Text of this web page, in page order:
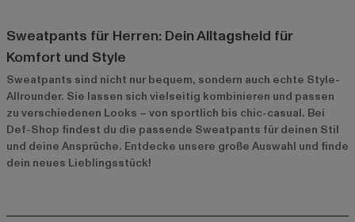
Sweatpants für Herren: Dein Alltagsheld für
Komfort und Style
Sweatpants sind nicht nur bequem, sondern auch echte Style-
Allrounder. Sie lassen sich vielseitig kombinieren und passen
zu verschiedenen Looks – von sportlich bis chic-casual. Bei
Def-Shop findest du die passende Sweatpants für deinen Stil
und deine Ansprüche. Entdecke unsere große Auswahl und finde
dein neues Lieblingsstück!